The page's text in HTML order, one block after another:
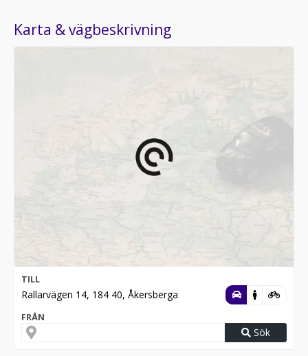
Karta & vägbeskrivning
TILL
Rallarvägen 14, 184 40, Åkersberga
FRÅN
Sök